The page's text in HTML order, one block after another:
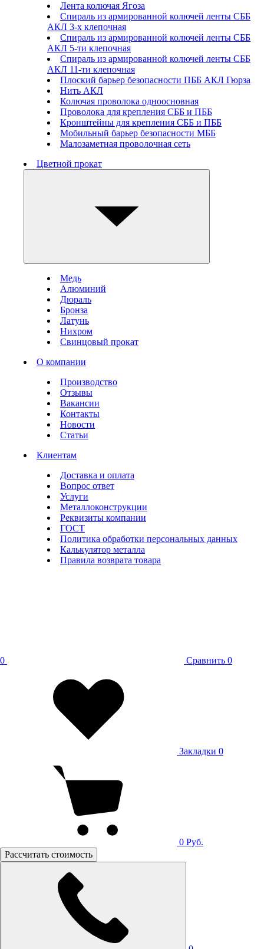
Лента колючая Ягоза
Спираль из армированной колючей ленты СББ
АКЛ 3-х клепочная
Спираль из армированной колючей ленты СББ
АКЛ 5-ти клепочная
Спираль из армированной колючей ленты СББ
АКЛ 11-ти клепочная
Плоский барьер безопасности ПББ АКЛ Гюрза
Нить АКЛ
Колючая проволока одноосновная
Проволока для крепления СББ и ПББ
Кронштейны для крепления СББ и ПББ
Мобильный барьер безопасности МББ
Малозаметная проволочная сеть
Цветной прокат
Медь
Алюминий
Дюраль
Бронза
Латунь
Нихром
Свинцовый прокат
О компании
Производство
Отзывы
Вакансии
Контакты
Новости
Статьи
Клиентам
Доставка и оплата
Вопрос ответ
Услуги
Металлоконструкции
Реквизиты компании
ГОСТ
Политика обработки персональных данных
Калькулятор металла
Правила возврата товара
0 Сравнить 0
Закладки 0
0 Руб.
Рассчитать стоимость